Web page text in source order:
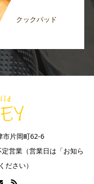
クックパッド
片岡町62-6
営業（営業日は「お知ら
ださい）